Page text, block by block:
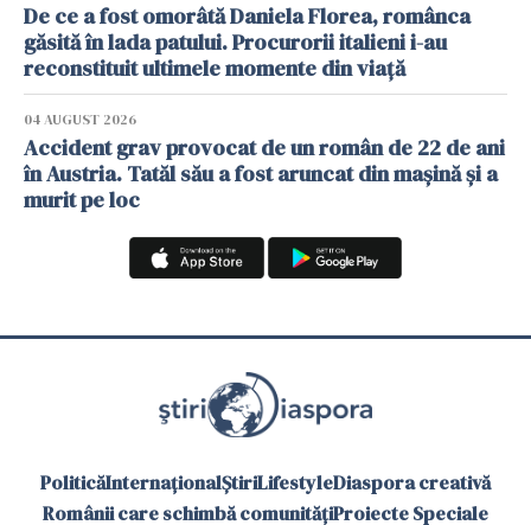
De ce a fost omorâtă Daniela Florea, românca
găsită în lada patului. Procurorii italieni i-au
reconstituit ultimele momente din viață
04 AUGUST 2026
Accident grav provocat de un român de 22 de ani
în Austria. Tatăl său a fost aruncat din mașină și a
murit pe loc
PoliticăInternaționalȘtiriLifestyleDiaspora creativă
Românii care schimbă comunitățiProiecte Speciale